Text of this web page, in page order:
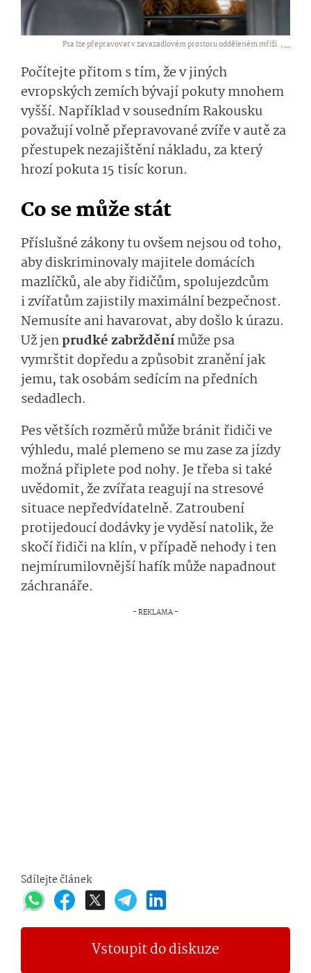
Psa lze přepravovat v zavazadlovém prostoru odděleném mříží. ,...
Počítejte přitom s tím, že v jiných
evropských zemích bývají pokuty mnohem
vyšší. Například v sousedním Rakousku
považují volně přepravované zvíře v autě za
přestupek nezajištění nákladu, za který
hrozí pokuta 15 tisíc korun.
Co se může stát
Příslušné zákony tu ovšem nejsou od toho,
aby diskriminovaly majitele domácích
mazlíčků, ale aby řidičům, spolujezdcům
i zvířatům zajistily maximální bezpečnost.
Nemusíte ani havarovat, aby došlo k úrazu.
Už jenprudké zabržděnímůže psa
vymrštit dopředu a způsobit zranění jak
jemu, tak osobám sedícím na předních
sedadlech.
Pes větších rozměrů může bránit řidiči ve
výhledu, malé plemeno se mu zase za jízdy
možná připlete pod nohy. Je třeba si také
uvědomit, že zvířata reagují na stresové
situace nepředvídatelně. Zatroubení
protijedoucí dodávky je vyděsí natolik, že
skočí řidiči na klín, v případě nehody i ten
nejmírumilovnější hafík může napadnout
záchranáře.
Sdílejte článek
Vstoupit do diskuze